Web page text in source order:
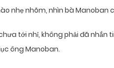
nhẹ nhõm, nhìn bà Manoban
tới nhỉ, không phải đã
ông Manoban.